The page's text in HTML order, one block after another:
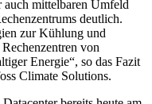
mittelbaren Umfeld
deutlich.
zur Kühlung und
von
Energie“, so das Fazit
Climate Solutions.